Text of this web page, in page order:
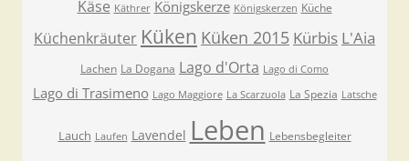
Käse Käthrer Königskerze Königskerzen Küche
Küchenkräuter Küken Küken 2015 Kürbis L'Aia
Lachen La Dogana Lago d'Orta Lago di Como
Lago di Trasimeno Lago Maggiore La Scarzuola La Spezia Latsche
Lauch Laufen Lavendel Leben Lebensbegleiter